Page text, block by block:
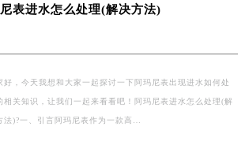
表进水怎么处理(解决方法)
好，今天我想和大家一起探讨一下阿玛尼表出现进水如何处
相关知识，让我们一起来看看吧！阿玛尼表进水怎么处理(解
法)?一、引言阿玛尼表作为一款高…